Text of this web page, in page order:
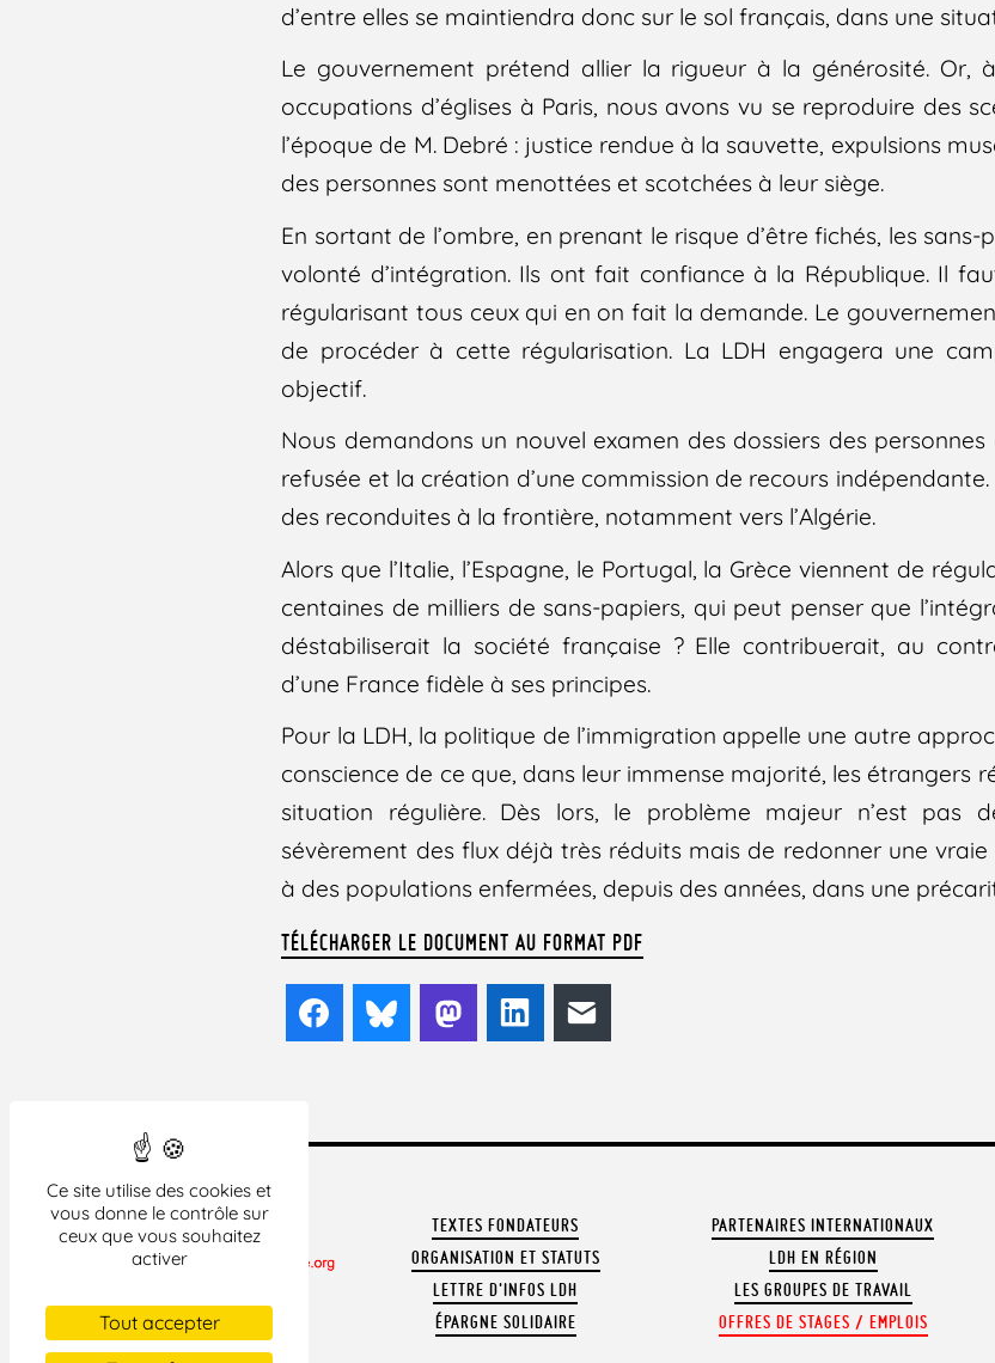
Ce site utilise des cookies et
vous donne le contrôle sur
ceux que vous souhaitez
activer
Tout accepter
d’entre elles se maintiendra donc sur le sol français, dans une
Le gouvernement prétend allier la rigueur à la générosité. Or,
occupations d’églises à Paris, nous avons vu se reproduire des
l’époque de M. Debré : justice rendue à la sauvette, expulsions
des personnes sont menottées et scotchées à leur siège.
En sortant de l’ombre, en prenant le risque d’être fichés, les
volonté d’intégration. Ils ont fait confiance à la République. Il
régularisant tous ceux qui en on fait la demande. Le
de procéder à cette régularisation. La LDH engagera une
objectif.
Nous demandons un nouvel examen des dossiers des
refusée et la création d’une commission de recours
des reconduites à la frontière, notamment vers l’Algérie.
Alors que l’Italie, l’Espagne, le Portugal, la Grèce viennent de
centaines de milliers de sans-papiers, qui peut penser que
déstabiliserait la société française ? Elle contribuerait, au
d’une France fidèle à ses principes.
Pour la LDH, la politique de l’immigration appelle une autre
conscience de ce que, dans leur immense majorité, les étrangers
situation régulière. Dès lors, le problème majeur n’est pas
sévèrement des flux déjà très réduits mais de redonner une vraie
à des populations enfermées, depuis des années, dans une
TÉLÉCHARGER LE DOCUMENT AU FORMAT PDF
FacebookBlueskyMastodonLinkedIn
CONTACTER LA LDH
REVUE DE PRESSE
TEXTES FONDATEURS
ORGANISATION ET STATUTS
LETTRE D'INFOS LDH
ÉPARGNE SOLIDAIRE
PARTENAIRES INTERNATIONAUX
LDH EN RÉGION
LES GROUPES DE TRAVAIL
OFFRES DE STAGES / EMPLOIS